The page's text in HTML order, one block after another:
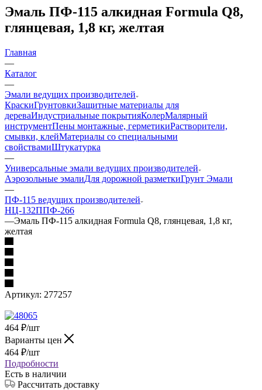
Эмаль ПФ-115 алкидная Formula Q8,
глянцевая, 1,8 кг, желтая
Главная
—
Каталог
—
Эмали ведущих производителей
КраскиГрунтовкиЗащитные материалы для
дереваИндустриальные покрытияКолерМалярный
инструментПены монтажные, герметикиРастворители,
смывки, клейМатериалы со специальными
свойствамиШтукатурка
—
Универсальные эмали ведущих производителей
Аэрозольные эмалиДля дорожной разметкиГрунт Эмали
—
ПФ-115 ведущих производителей
НЦ-132ППФ-266
—Эмаль ПФ-115 алкидная Formula Q8, глянцевая, 1,8 кг,
желтая
Артикул: 277257
464 ₽/шт
Варианты цен
464 ₽/шт
Подробности
Есть в наличии
Рассчитать доставку